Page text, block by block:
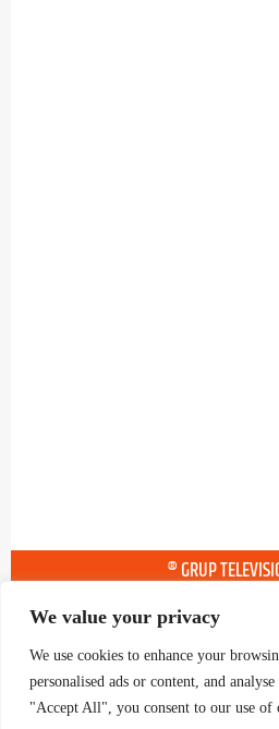
We value your privacy
We use cookies to enhance your
personalised ads or content, and
"Accept All", you consent to our use of
® GRUP
TOTS ELS DRETS